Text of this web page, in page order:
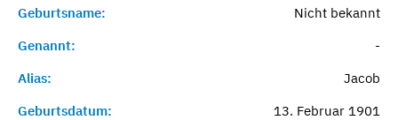
Geburtsname:
Nicht bekannt
Genannt:
-
Alias:
Jacob
Geburtsdatum:
13. Februar 1901